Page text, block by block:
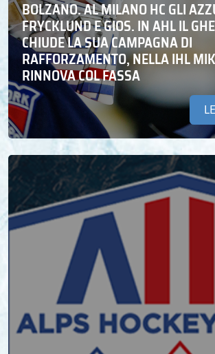
BOLZANO. AL MILANO HC GLI
FRYCKLUND E GIOS. IN AHL IL
CHIUDE LA SUA CAMPAGNA DI
RAFFORZAMENTO, NELLA IHL
RINNOVA COL FASSA